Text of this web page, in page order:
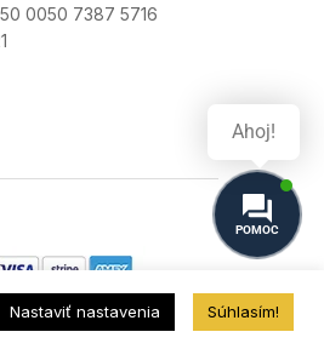
0050 7387 5716
Nastaviť nastavenia Súhlasím!
POMOC
Ahoj!